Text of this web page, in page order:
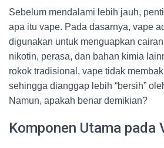
Sebelum mendalami lebih jauh,
apa itu vape. Pada dasarnya, vape
digunakan untuk menguapkan
nikotin, perasa, dan bahan kimia
rokok tradisional, vape tidak
sehingga dianggap lebih “bersih”
Namun, apakah benar demikian?
Komponen Utama pada